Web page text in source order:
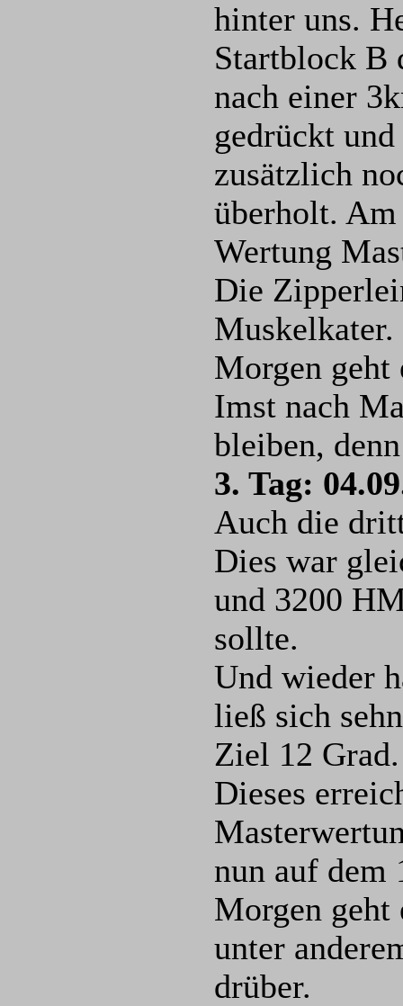
hinter uns.
Startblock B
nach einer
gedrückt
zusätzlich
überholt.
Wertung
Die
Muskelkater.
Morgen geht
Imst nach
bleiben,
3. Tag:
Auch die
Dies war
und 3200
sollte.
Und wieder
ließ sich
Ziel 12 Grad.
Dieses
nun auf dem
Morgen geht
unter
drüber.